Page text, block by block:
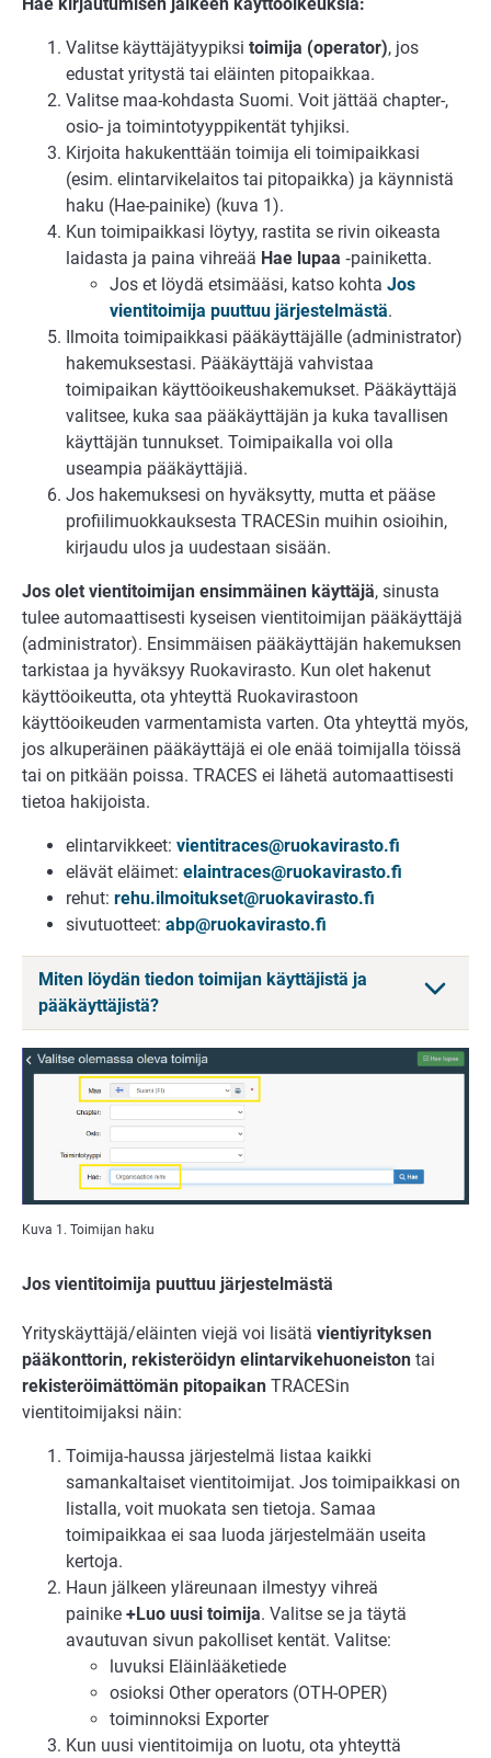
Valitse käyttäjätyypiksi toimija (operator), jos
edustat yritystä tai eläinten pitopaikkaa.
Valitse maa-kohdasta Suomi. Voit jättää chapter-,
osio- ja toimintotyyppikentät tyhjiksi.
Kirjoita hakukenttään toimija eli toimipaikkasi
(esim. elintarvikelaitos tai pitopaikka) ja käynnistä
haku (Hae-painike) (kuva 1).
Kun toimipaikkasi löytyy, rastita se rivin oikeasta
laidasta ja paina vihreää Hae lupaa ‑painiketta.
Jos et löydä etsimääsi, katso kohta Jos
vientitoimija puuttuu järjestelmästä.
Ilmoita toimipaikkasi pääkäyttäjälle (administrator)
hakemuksestasi. Pääkäyttäjä vahvistaa
toimipaikan käyttöoikeushakemukset. Pääkäyttäjä
valitsee, kuka saa pääkäyttäjän ja kuka tavallisen
käyttäjän tunnukset. Toimipaikalla voi olla
useampia pääkäyttäjiä.
Jos hakemuksesi on hyväksytty, mutta et pääse
profiilimuokkauksesta TRACESin muihin osioihin,
kirjaudu ulos ja uudestaan sisään.
Jos olet vientitoimijan ensimmäinen käyttäjä, sinusta
tulee automaattisesti kyseisen vientitoimijan pääkäyttäjä
(administrator). Ensimmäisen pääkäyttäjän hakemuksen
tarkistaa ja hyväksyy Ruokavirasto. Kun olet hakenut
käyttöoikeutta, ota yhteyttä Ruokavirastoon
käyttöoikeuden varmentamista varten. Ota yhteyttä myös,
jos alkuperäinen pääkäyttäjä ei ole enää toimijalla töissä
tai on pitkään poissa. TRACES ei lähetä automaattisesti
tietoa hakijoista.
elintarvikkeet: vientitraces@ruokavirasto.fi
elävät eläimet: elaintraces@ruokavirasto.fi
rehut: rehu.ilmoitukset@ruokavirasto.fi
sivutuotteet: abp@ruokavirasto.fi
Miten löydän tiedon toimijan käyttäjistä ja
pääkäyttäjistä?
Kuva 1. Toimijan haku
Jos vientitoimija puuttuu järjestelmästä
Yrityskäyttäjä/eläinten viejä voi lisätä vientiyrityksen
pääkonttorin, rekisteröidyn elintarvikehuoneiston tai
rekisteröimättömän pitopaikan TRACESin
vientitoimijaksi näin:
Toimija-haussa järjestelmä listaa kaikki
samankaltaiset vientitoimijat. Jos toimipaikkasi on
listalla, voit muokata sen tietoja. Samaa
toimipaikkaa ei saa luoda järjestelmään useita
kertoja.
Haun jälkeen yläreunaan ilmestyy vihreä
painike +Luo uusi toimija. Valitse se ja täytä
avautuvan sivun pakolliset kentät. Valitse:
luvuksi Eläinlääketiede
osioksi Other operators (OTH-OPER)
toiminnoksi Exporter
Kun uusi vientitoimija on luotu, ota yhteyttä